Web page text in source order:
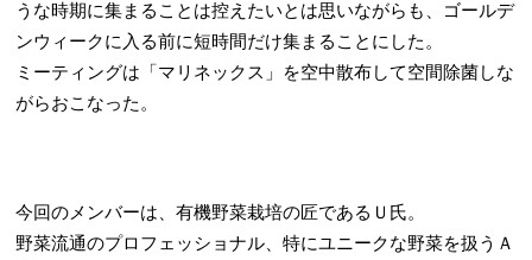
うな時期に集まることは控えたいとは思いながらも、ゴールデ
ンウィークに入る前に短時間だけ集まることにした。
ミーティングは「マリネックス」を空中散布して空間除菌しな
がらおこなった。
今回のメンバーは、有機野菜栽培の匠であるＵ氏。
野菜流通のプロフェッショナル、特にユニークな野菜を扱うＡ